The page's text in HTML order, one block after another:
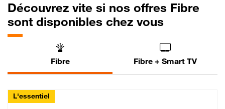
Découvrez vite si nos offres Fibre
sont disponibles chez vous
Fibre Fibre + Smart TV
L'essentiel